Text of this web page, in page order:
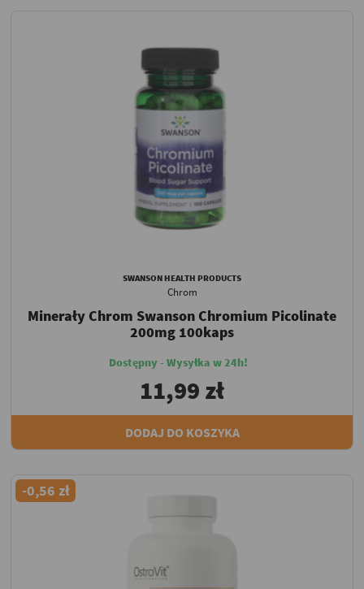
SWANSON HEALTH PRODUCTS
Chrom
Minerały Chrom Swanson Chromium Picolinate
200mg 100kaps
Dostępny - Wysyłka w 24h!
11,99 zł
DODAJ DO KOSZYKA
-0,56 zł